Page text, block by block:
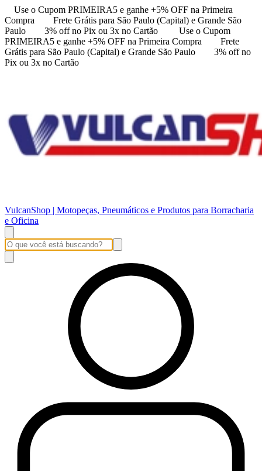
Use o Cupom PRIMEIRA5 e ganhe +5% OFF na Primeira
Compra
Frete Grátis para São Paulo (Capital) e Grande São
Paulo
3% off no Pix ou 3x no Cartão
Use o Cupom
PRIMEIRA5 e ganhe +5% OFF na Primeira Compra
Frete
Grátis para São Paulo (Capital) e Grande São Paulo
3% off no
Pix ou 3x no Cartão
VulcanShop | Motopeças, Pneumáticos e Produtos para Borracharia
e Oficina